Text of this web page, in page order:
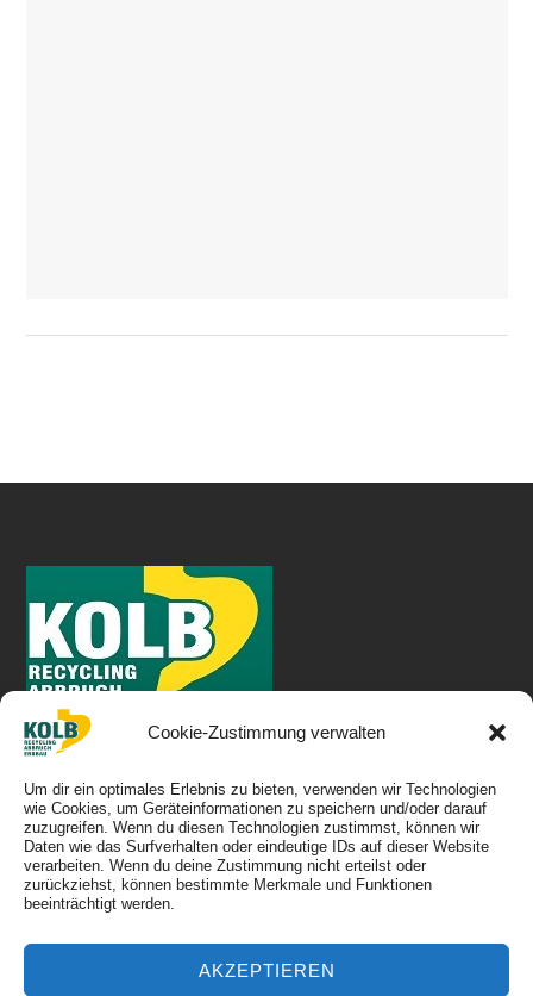
Cookie-Zustimmung verwalten
Um dir ein optimales Erlebnis zu bieten, verwenden wir Technologien
wie Cookies, um Geräteinformationen zu speichern und/oder darauf
zuzugreifen. Wenn du diesen Technologien zustimmst, können wir
Daten wie das Surfverhalten oder eindeutige IDs auf dieser Website
verarbeiten. Wenn du deine Zustimmung nicht erteilst oder
zurückziehst, können bestimmte Merkmale und Funktionen
beeinträchtigt werden.
AKZEPTIEREN
IN SACHEN BAU.